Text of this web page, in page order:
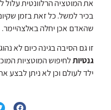
את המוטציה הרלוונטית
בכיר למשל. כל זאת בזמן
שהאדם אכן יחלה באלצהיימר.
זו גם הסיבה בגינה כיום לא
גנטיותלחיפוש המוטציות
ילד לעולם וכן לא ניתן לבצע